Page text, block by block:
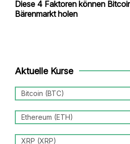
Diese 4 Faktoren können
Bärenmarkt holen
Aktuelle Kurse
Bitcoin (BTC)
Ethereum (ETH)
XRP (XRP)